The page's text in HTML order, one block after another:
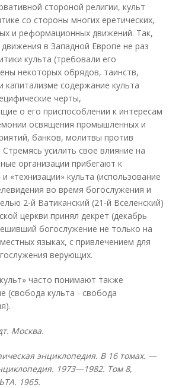
стороной религии, культ
со стороны многих еретических,
и реформационных движений. Так,
в Западной Европе не раз
культа (требовали его
некоторых обрядов, таинств,
капитализме содержание культа
черты,
о его приспособлении к интересам
освящения промышленных и
банков, молитвы против
Стремясь усилить свое влияние на
организации прибегают к
«технизации» культа (использование
во время богослужения и
2-й Ватиканский (21-й Вселенский)
церкви принял декрет (декабрь
богослужение не только на
языках, с привлечением для
верующих.
часто понимают также
(свобода культа - свобода
Москва.
энциклопедия. В 16 томах. —
1973—1982. Том 8,
1965.